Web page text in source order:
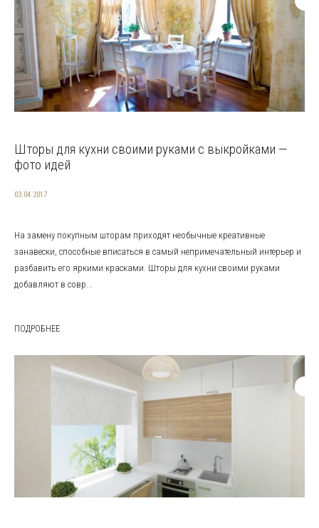
Шторы для кухни своими руками с выкройками —
фото идей
03.04.2017
На замену покупным шторам приходят необычные креативные
занавески, способные вписаться в самый непримечательный интерьер и
разбавить его яркими красками. Шторы для кухни своими руками
добавляют в совр...
ПОДРОБНЕЕ